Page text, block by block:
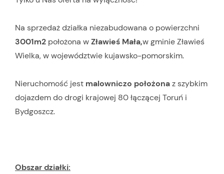
Na sprzedaż działka niezabudowana o powierzchni
3001m2 położona wZławieś Mała,w gminie Zławieś
Wielka, w województwie kujawsko-pomorskim.
Nieruchomość jest malowniczo położonaz szybkim
dojazdem do drogi krajowej 80 łączącej Toruń i
Bydgoszcz.
Obszar działki: